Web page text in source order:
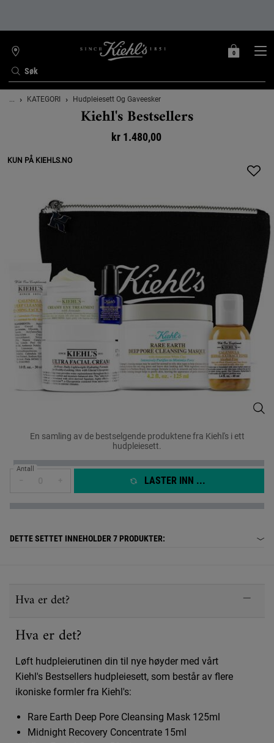
Søk
FINN
BUTIKK
MIN
0
0 PRODUKT
Main content
... KATEGORI Hudpleiesett Og Gaveesker
Kiehl's Bestsellers
kr 1.480,00
KUN PÅ KIEHLS.NO
En samling av de bestselgende produktene fra Kiehl's i ett
hudpleiesett.
Antall
LASTER INN ...
DETTE SETTET INNEHOLDER 7 PRODUKTER:
Hva er det?
Hva er det?
Løft hudpleierutinen din til nye høyder med vårt
Kiehl's Bestsellers hudpleiesett, som består av flere
ikoniske formler fra Kiehl's:
Rare Earth Deep Pore Cleansing Mask 125ml
Midnight Recovery Concentrate 15ml